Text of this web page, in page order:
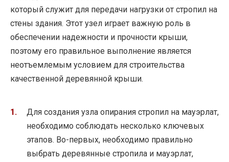
который служит для передачи нагрузки от стропил на
стены здания. Этот узел играет важную роль в
обеспечении надежности и прочности крыши,
поэтому его правильное выполнение является
неотъемлемым условием для строительства
качественной деревянной крыши.
Для создания узла опирания стропил на мауэрлат,
необходимо соблюдать несколько ключевых
этапов. Во-первых, необходимо правильно
выбрать деревянные стропила и мауэрлат,